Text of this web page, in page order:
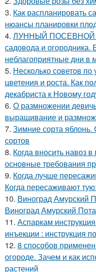
3. Как распланировать
нюансы планировки
4. ЛУННЫЙ ПОСЕВНОЙ
садовода и огородника.
неблагоприятные дни в
5. Несколько советов по
цветения и роста. Как
декабриста к Новому
6. О размножении
выращивание и
7. Зимние сорта
сортов
8. Когда вносить навоз
основные требования
9. Когда лучше
Когда пересаживают
10. Виноград Амурский
Виноград Амурский
11. Аспаркам
инъекции : инструкция
12. 8 способов
огороде. Зачем и как
растений